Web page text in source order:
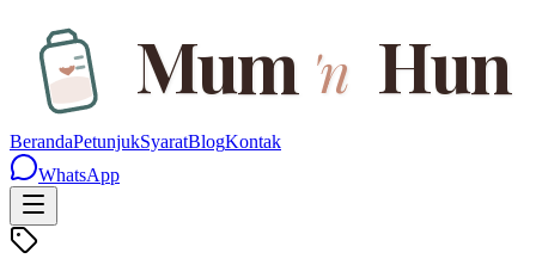
Mum 'n Hun
BerandaPetunjukSyaratBlogKontak
WhatsApp